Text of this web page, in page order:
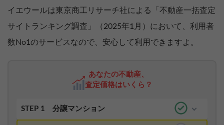
イエウールは東京商工リサーチ社による「不動産一括査定
サイトランキング調査」（2025年1月）において、利用者
数No1のサービスなので、安心して利用できますよ。
あなたの不動産、
査定価格はいくら？
STEP 1 分譲マンション